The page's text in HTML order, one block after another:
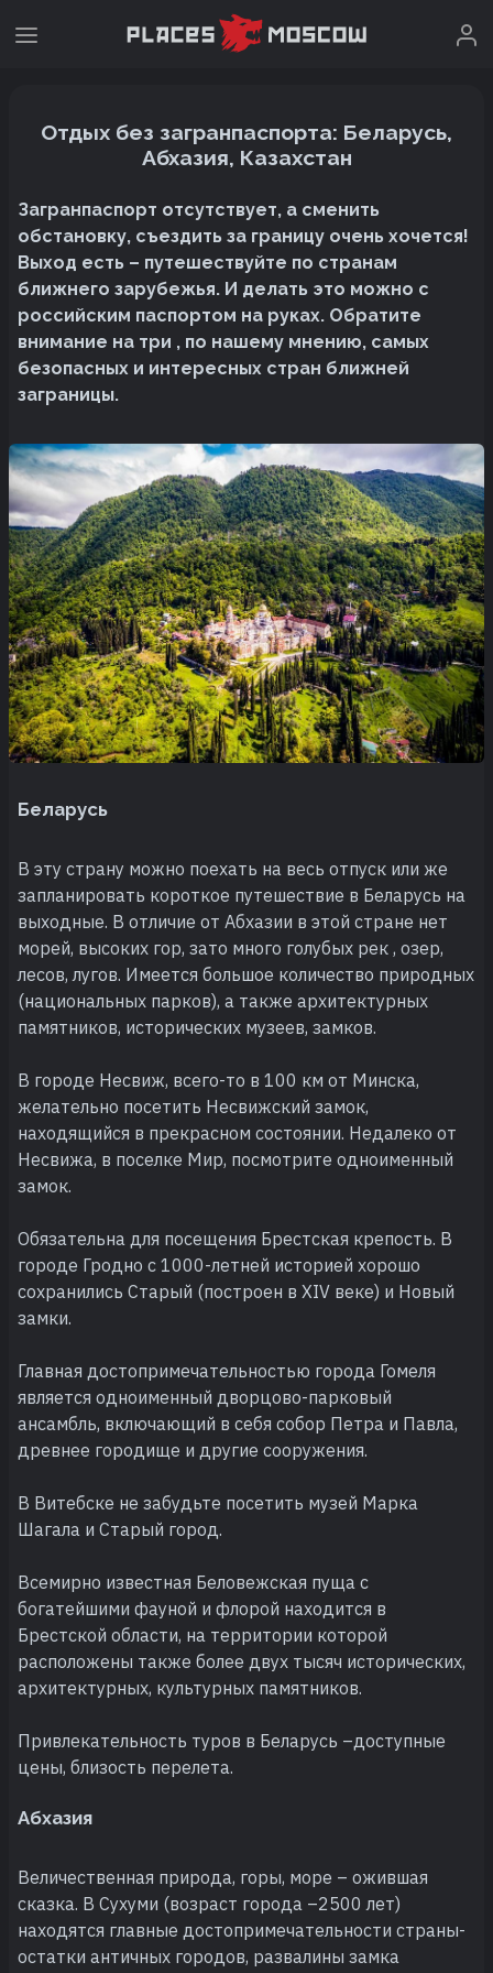
Отдых без загранпаспорта: Беларусь,
Абхазия, Казахстан
Загранпаспорт отсутствует, а сменить
обстановку, съездить за границу очень хочется!
Выход есть – путешествуйте по странам
ближнего зарубежья. И делать это можно с
российским паспортом на руках. Обратите
внимание на три , по нашему мнению, самых
безопасных и интересных стран ближней
заграницы.
Беларусь
В эту страну можно поехать на весь отпуск или же
запланировать короткое путешествие в Беларусь на
выходные. В отличие от Абхазии в этой стране нет
морей, высоких гор, зато много голубых рек , озер,
лесов, лугов. Имеется большое количество природных
(национальных парков), а также архитектурных
памятников, исторических музеев, замков.
В городе Несвиж, всего-то в 100 км от Минска,
желательно посетить Несвижский замок,
находящийся в прекрасном состоянии. Недалеко от
Несвижа, в поселке Мир, посмотрите одноименный
замок.
Обязательна для посещения Брестская крепость. В
городе Гродно c 1000-летней историей хорошо
сохранились Старый (построен в XIV веке) и Новый
замки.
Главная достопримечательностью города Гомеля
является одноименный дворцово-парковый
ансамбль, включающий в себя собор Петра и Павла,
древнее городище и другие сооружения.
В Витебске не забудьте посетить музей Марка
Шагала и Старый город.
Всемирно известная Беловежская пуща с
богатейшими фауной и флорой находится в
Брестской области, на территории которой
расположены также более двух тысяч исторических,
архитектурных, культурных памятников.
Привлекательность туров в Беларусь –доступные
цены, близость перелета.
Абхазия
Величественная природа, горы, море – ожившая
сказка. В Сухуми (возраст города –2500 лет)
находятся главные достопримечательности страны-
остатки античных городов, развалины замка